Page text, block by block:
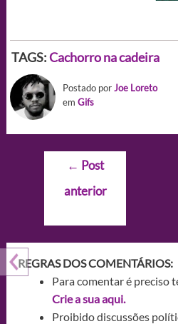
TAGS:Cachorro na cadeira
Postado porJoe Loreto
em Gifs
Navegação
Post
← Post
anterior
REGRAS DOS COMENTÁRIOS:
Para comentar é preciso
Crie a sua aqui.
Proibido discussões